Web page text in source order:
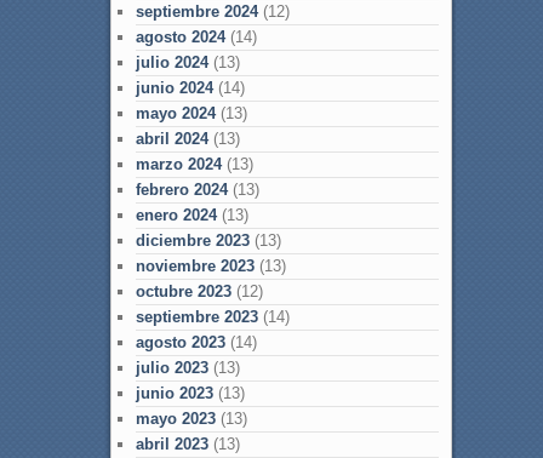
septiembre 2024(12)
agosto 2024(14)
julio 2024(13)
junio 2024(14)
mayo 2024(13)
abril 2024(13)
marzo 2024(13)
febrero 2024(13)
enero 2024(13)
diciembre 2023(13)
noviembre 2023(13)
octubre 2023(12)
septiembre 2023(14)
agosto 2023(14)
julio 2023(13)
junio 2023(13)
mayo 2023(13)
abril 2023(13)